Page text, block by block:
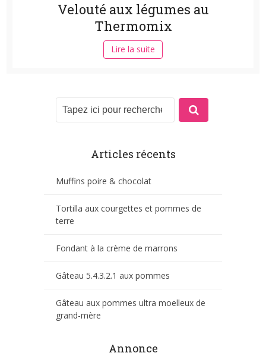
Velouté aux légumes au
Thermomix
Lire la suite
Articles récents
Muffins poire & chocolat
Tortilla aux courgettes et pommes de
terre
Fondant à la crème de marrons
Gâteau 5.4.3.2.1 aux pommes
Gâteau aux pommes ultra moelleux de
grand-mère
Annonce